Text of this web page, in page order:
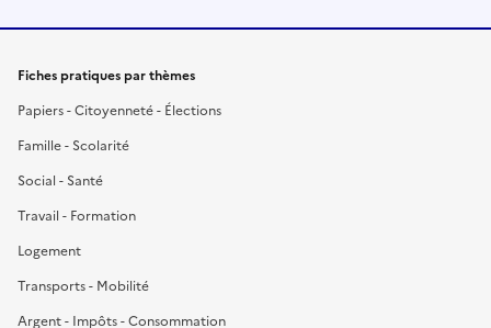
Fiches pratiques par thèmes
Papiers - Citoyenneté - Élections
Famille - Scolarité
Social - Santé
Travail - Formation
Logement
Transports - Mobilité
Argent - Impôts - Consommation